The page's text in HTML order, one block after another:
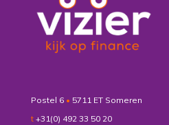
Postel 6 • 5711 ET Someren
t +31(0) 492 33 50 20